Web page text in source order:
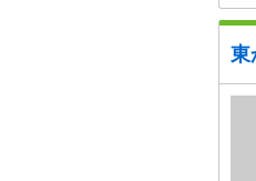
東